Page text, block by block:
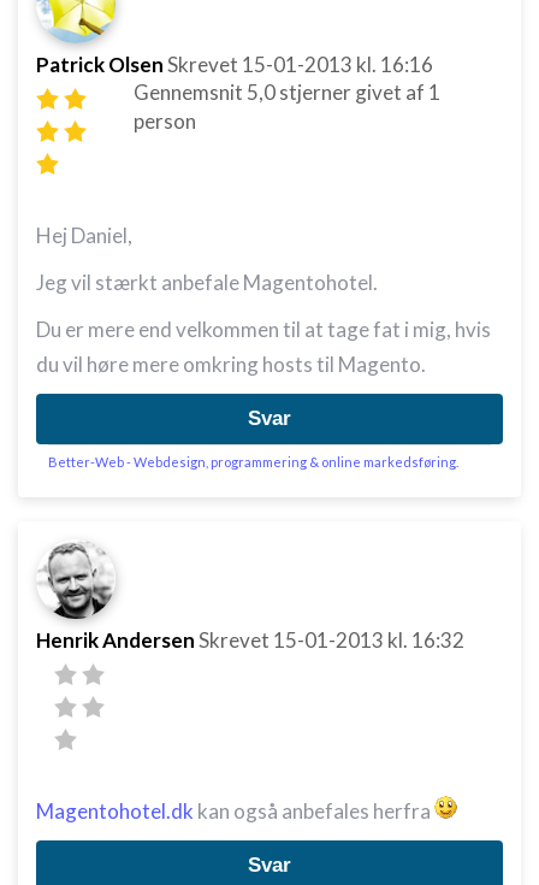
Patrick OlsenSkrevet 15-01-2013 kl. 16:16
Gennemsnit 5,0stjerner givet af 1
person
Hej Daniel,
Jeg vil stærkt anbefale Magentohotel.
Du er mere end velkommen til at tage fat i mig, hvis
du vil høre mere omkring hosts til Magento.
Svar
Better-Web - Webdesign, programmering & online markedsføring.
Henrik AndersenSkrevet 15-01-2013 kl. 16:32
Magentohotel.dk kan også anbefales herfra
Svar